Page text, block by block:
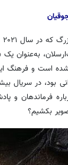
به‌عنوان یک
است و فرهنگ
بود، در
فرماندهان و
بکشیم؟